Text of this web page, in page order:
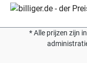
* Alle prijzen zijn